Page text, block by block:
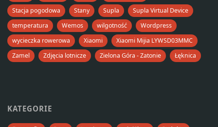
Stacja pogodowa
Stany Supla
Supla Virtual Device
temperatura
Wemos wilgotność
Wordpress
wycieczka rowerowa
Xiaomi
Xiaomi Mijia LYWSD03MMC
Zamel
Zdjęcia lotnicze Zielona Góra - Zatonie Łęknica
KATEGORIE